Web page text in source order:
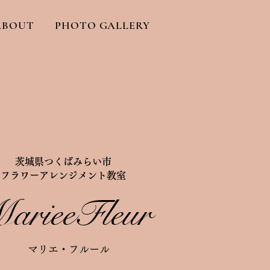
​茨城県つくばみらい市
フラワーアレンジメント教室
マリエ・フルール
PHOTO GALLERY